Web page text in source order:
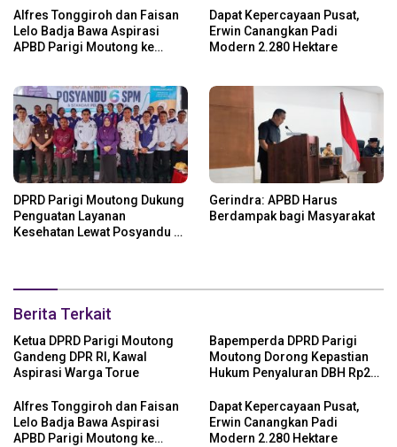
Alfres Tonggiroh dan Faisan
Lelo Badja Bawa Aspirasi
APBD Parigi Moutong ke
Dapat Kepercayaan Pusat,
Erwin Canangkan Padi
Modern 2.280 Hektare
DPRD Parigi Moutong Dukung
Penguatan Layanan
Kesehatan Lewat Posyandu 6
Gerindra: APBD Harus
Berdampak bagi Masyarakat
Berita Terkait
Ketua DPRD Parigi Moutong
Gandeng DPR RI, Kawal
Aspirasi Warga Torue
Bapemperda DPRD Parigi
Moutong Dorong Kepastian
Hukum Penyaluran DBH Rp24
Alfres Tonggiroh dan Faisan
Lelo Badja Bawa Aspirasi
APBD Parigi Moutong ke
Dapat Kepercayaan Pusat,
Erwin Canangkan Padi
Modern 2.280 Hektare